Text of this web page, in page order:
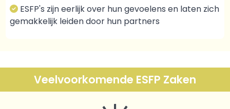
ESFP's zijn eerlijk over hun gevoelens en laten zich
gemakkelijk leiden door hun partners
Veelvoorkomende ESFP Zaken